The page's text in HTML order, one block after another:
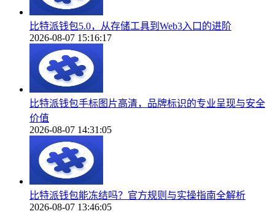
比特派钱包5.0，从存储工具到Web3入口的进阶
2026-08-07 15:16:17
比特派钱包手标图片高清，品牌标识的专业呈现与安全
价值
2026-08-07 14:31:05
比特派钱包能冻结吗？官方规则与实操指南全解析
2026-08-07 13:46:05